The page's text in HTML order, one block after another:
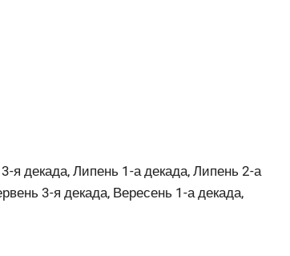
я декада, Липень 1-а декада, Липень 2-а
3-я декада, Вересень 1-а декада,